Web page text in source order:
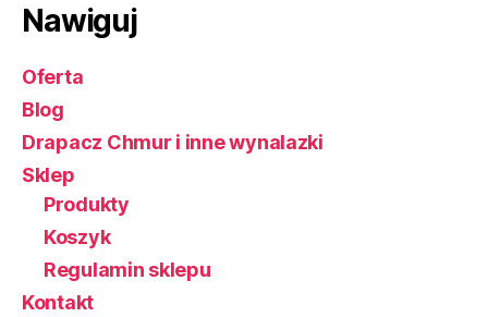
Nawiguj
Oferta
Blog
Drapacz Chmur i inne wynalazki
Sklep
Produkty
Koszyk
Regulamin sklepu
Kontakt